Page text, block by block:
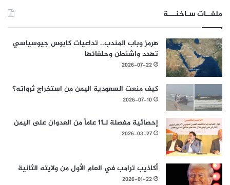
ملفــات سـاخنـــة
هرمز وباب المندب.. تداعيات كابوس جيوسياسي
تهدد واشنطن وحلفائها
2026-07-22
كيف منعت السعودية اليمن من استخراج ثرواته؟
2026-07-10
إحصائية مفصلة لـ11 عاماً من العدوان على اليمن
2026-03-27
أكاذيب ترامب في العام الأول من ولايته الثانية
2026-01-22